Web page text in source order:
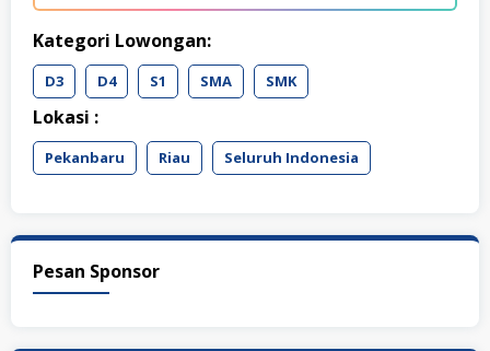
Kategori Lowongan:
D3 D4 S1 SMA SMK
Lokasi :
Pekanbaru Riau Seluruh Indonesia
Pesan Sponsor